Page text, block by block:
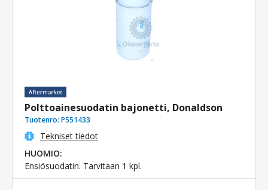
Polttoainesuodatin bajonetti, Donaldson
Tuotenro: P551433
Tekniset tiedot
HUOMIO:
Ensiösuodatin. Tarvitaan 1 kpl.